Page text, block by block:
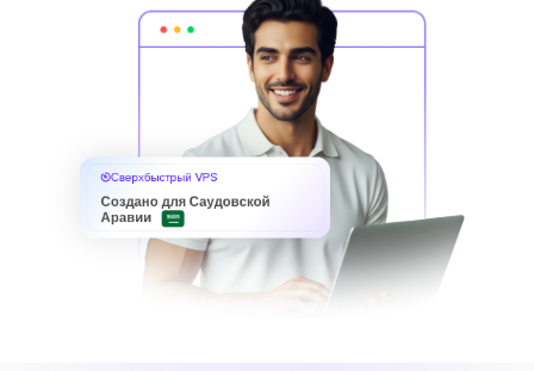
Сверхбыстрый VPS
Создано для Саудовской
Аравии